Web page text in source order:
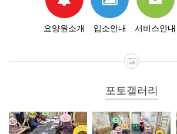
요양원소개 입소안내 서비스안내
포토갤러리